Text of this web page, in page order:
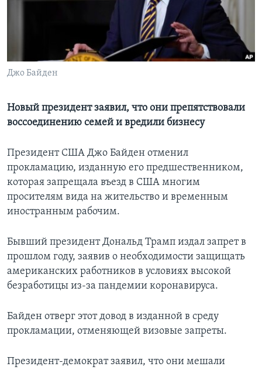
СОЦИАЛЬНЫЕ СЕТИ
Языки
Джо Байден
Новый президент заявил, что они препятствовали
воссоединению семей и вредили бизнесу
Президент США Джо Байден отменил
прокламацию, изданную его предшественником,
которая запрещала въезд в США многим
просителям вида на жительство и временным
иностранным рабочим.
Бывший президент Дональд Трамп издал запрет в
прошлом году, заявив о необходимости защищать
американских работников в условиях высокой
безработицы из-за пандемии коронавируса.
Байден отверг этот довод в изданной в среду
прокламации, отменяющей визовые запреты.
Президент-демократ заявил, что они мешали